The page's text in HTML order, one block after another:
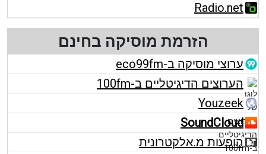
Radio.net
הזרמת מוסיקה בחינם
ערוצי מוסיקה ב-eco99fm
הערוצים הדיגיטליים ב-100fm
Youzeek
SoundCloud
הופעות מ.אלקטרונית